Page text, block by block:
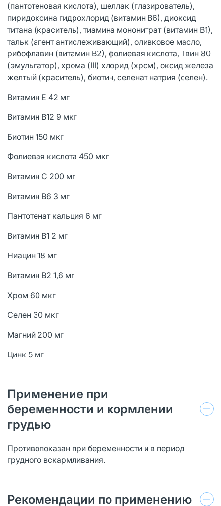
(пантотеновая кислота), шеллак (глазирователь),
пиридоксина гидрохлорид (витамин В6), диоксид
титана (краситель), тиамина мононитрат (витамин В1),
тальк (агент антислеживающий), оливковое масло,
рибофлавин (витамин В2), фолиевая кислота, Твин 80
(эмульгатор), хрома (III) хлорид (хром), оксид железа
желтый (краситель), биотин, селенат натрия (селен).
Витамин E 42 мг
Витамин B12 9 мкг
Биотин 150 мкг
Фолиевая кислота 450 мкг
Витамин C 200 мг
Витамин B6 3 мг
Пантотенат кальция 6 мг
Витамин B1 2 мг
Ниацин 18 мг
Витамин B2 1,6 мг
Хром 60 мкг
Селен 30 мкг
Магний 200 мг
Цинк 5 мг
Применение при
беременности и кормлении
грудью
Противопоказан при беременности и в период
грудного вскармливания.
Рекомендации по применению